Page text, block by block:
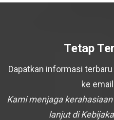
Tetap
Dapatkan informasi
ke
Kami menjaga
lanjut di